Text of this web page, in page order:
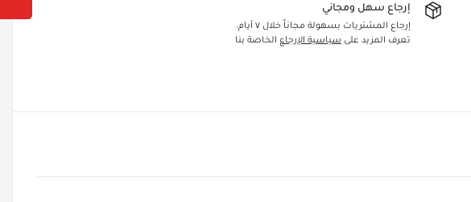
إرجاع سهل ومجاني
إرجاع المشتريات بسهولة مجاناً خلال ٧ أيام.
تعرف المزيد على سياسية الإرجاع الخاصة بنا